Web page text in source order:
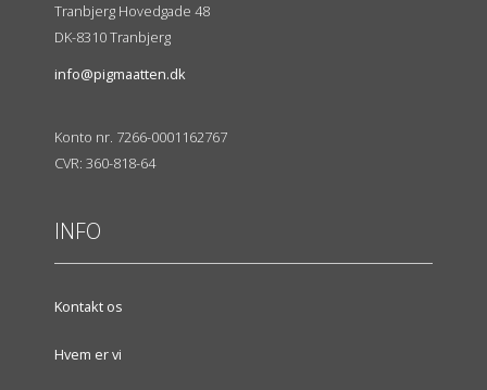
Tranbjerg Hovedgade 48
DK-8310 Tranbjerg
info@pigmaatten.dk
Konto nr. 7266-0001162767
CVR: 360-818-64
INFO
Kontakt os
Hvem er vi